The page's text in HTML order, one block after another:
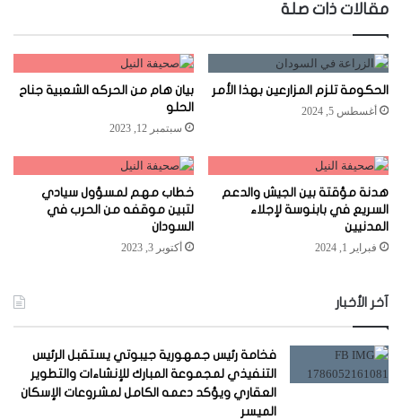
مقالات ذات صلة
الحكومة تلزم المزارعين بهذا الأمر
أغسطس 5, 2024
بيان هام من الحركه الشعبية جناح
الحلو
سبتمبر 12, 2023
هدنة مؤقتة بين الجيش والدعم
السريع في بابنوسة لإجلاء
المدنيين
فبراير 1, 2024
خطاب مهم لمسؤول سيادي
لتبين موقفه من الحرب في
السودان
أكتوبر 3, 2023
آخر الأخبار
فخامة رئيس جمهورية جيبوتي يستقبل الرئيس
التنفيذي لمجموعة المبارك للإنشاءات والتطوير
العقاري ويؤكد دعمه الكامل لمشروعات الإسكان
الميسر